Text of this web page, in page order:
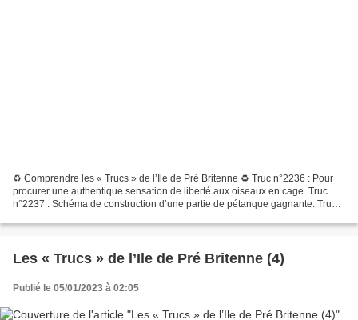
♻ Comprendre les « Trucs » de l’Ile de Pré Britenne ♻ Truc n°2236 : Pour
procurer une authentique sensation de liberté aux oiseaux en cage. Truc
n°2237 : Schéma de construction d’une partie de pétanque gagnante. Truc
Les « Trucs » de l’Ile de Pré Britenne (4)
Publié le 05/01/2023 à 02:05